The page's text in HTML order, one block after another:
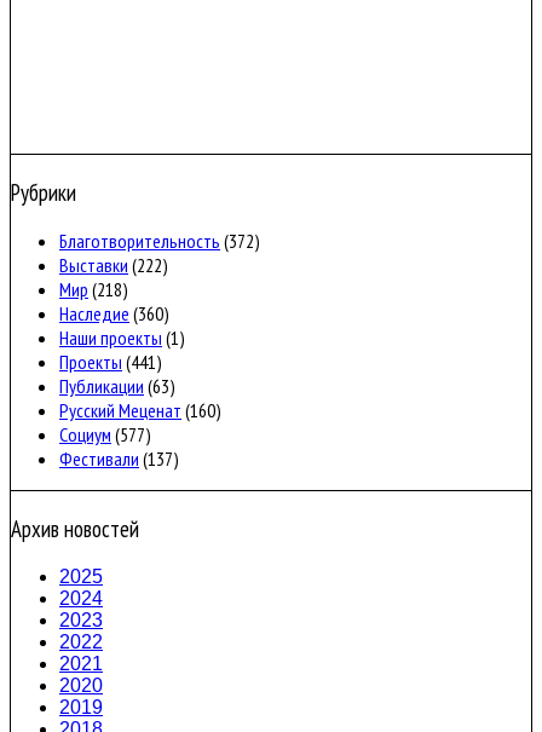
Рубрики
Благотворительность (372)
Выставки (222)
Мир (218)
Наследие (360)
Наши проекты (1)
Проекты (441)
Публикации (63)
Русский Меценат (160)
Социум (577)
Фестивали (137)
Архив новостей
2025
2024
2023
2022
2021
2020
2019